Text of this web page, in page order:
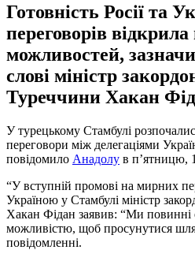
Готовність Росії та
переговорів відкрила
можливостей,
слові міністр
Туреччини Хакан
У турецькому Стамбулі
переговори між делегаціями
повідомило Анадолу в п’ятницю,
“У вступній промові на мирних
Україною у Стамбулі міністр
Хакан Фідан заявив: “Ми повинні
можливістю, щоб просунутися
повідомленні.